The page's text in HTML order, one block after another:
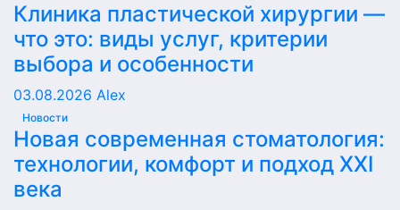
Клиника пластической хирургии —
что это: виды услуг, критерии
выбора и особенности
03.08.2026 Alex
Новости
Новая современная стоматология:
технологии, комфорт и подход XXI
века